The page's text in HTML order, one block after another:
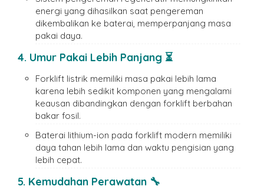
energi yang dihasilkan saat pengereman
dikembalikan ke baterai, memperpanjang masa
pakai daya.
4. Umur Pakai Lebih Panjang ⏳
Forklift listrik memiliki masa pakai lebih lama
karena lebih sedikit komponen yang mengalami
keausan dibandingkan dengan forklift berbahan
bakar fosil.
Baterai lithium-ion pada forklift modern memiliki
daya tahan lebih lama dan waktu pengisian yang
lebih cepat.
5. Kemudahan Perawatan 🔧